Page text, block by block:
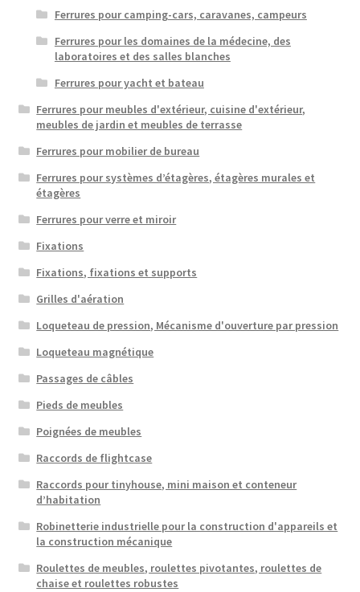
Ferrures pour camping-cars, caravanes, campeurs
Ferrures pour les domaines de la médecine, des
laboratoires et des salles blanches
Ferrures pour yacht et bateau
Ferrures pour meubles d'extérieur, cuisine d'extérieur,
meubles de jardin et meubles de terrasse
Ferrures pour mobilier de bureau
Ferrures pour systèmes d’étagères, étagères murales et
étagères
Ferrures pour verre et miroir
Fixations
Fixations, fixations et supports
Grilles d'aération
Loqueteau de pression, Mécanisme d'ouverture par pression
Loqueteau magnétique
Passages de câbles
Pieds de meubles
Poignées de meubles
Raccords de flightcase
Raccords pour tinyhouse, mini maison et conteneur
d’habitation
Robinetterie industrielle pour la construction d'appareils et
la construction mécanique
Roulettes de meubles, roulettes pivotantes, roulettes de
chaise et roulettes robustes